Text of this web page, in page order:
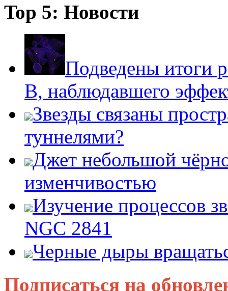
Top 5: Новости
Подведены итоги
B, наблюдавшего
Звезды связаны
туннелями?
Джет небольшой
изменчивостью
Изучение процессов
NGC 2841
Черные дыры
Подписаться на